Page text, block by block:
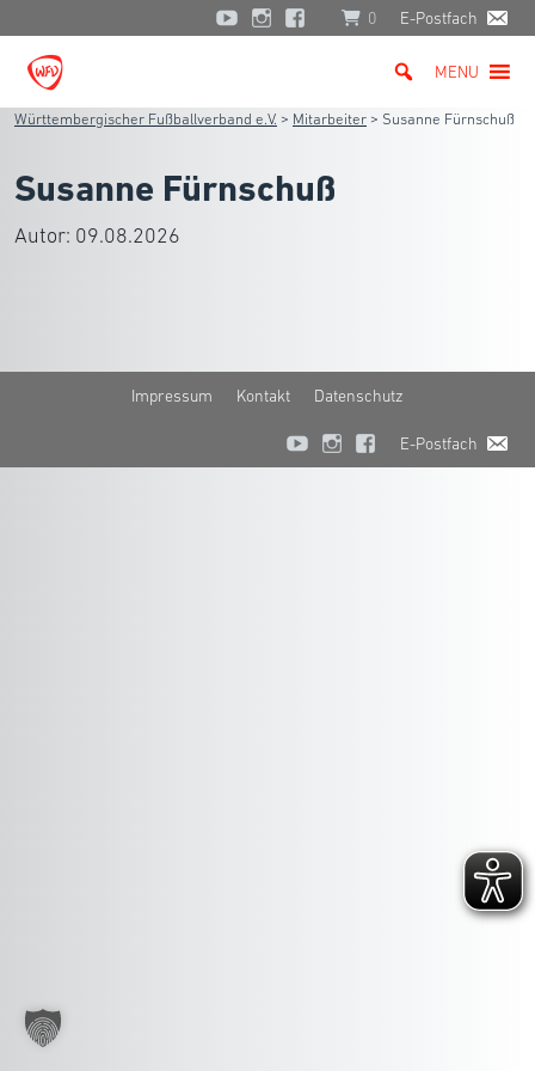
0 E-Postfach
MENU
Württembergischer Fußballverband e.V. > Mitarbeiter > Susanne Fürnschuß
Susanne Fürnschuß
Autor: 09.08.2026
Impressum Kontakt Datenschutz
E-Postfach